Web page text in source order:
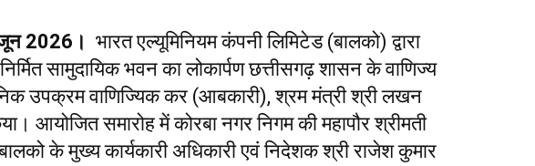
2026। भारत एल्यूमिनियम कंपनी लिमिटेड (बालको) द्वारा
सामुदायिक भवन का लोकार्पण छत्तीसगढ़ शासन के वाणिज्य
उपक्रम वाणिज्यिक कर (आबकारी), श्रम मंत्री श्री लखन
आयोजित समारोह में कोरबा नगर निगम की महापौर श्रीमती
के मुख्य कार्यकारी अधिकारी एवं निदेशक श्री राजेश कुमार